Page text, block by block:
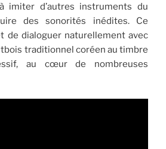
imiter d’autres instruments du
des sonorités inédites. Ce
de dialoguer naturellement avec
traditionnel coréen au timbre
au cœur de nombreuses